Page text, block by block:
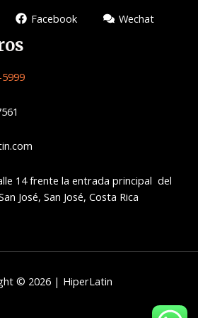
Facebook Wechat
14 frente la entrada principal del
José, San José, Costa Rica
© 2026 | HiperLatin